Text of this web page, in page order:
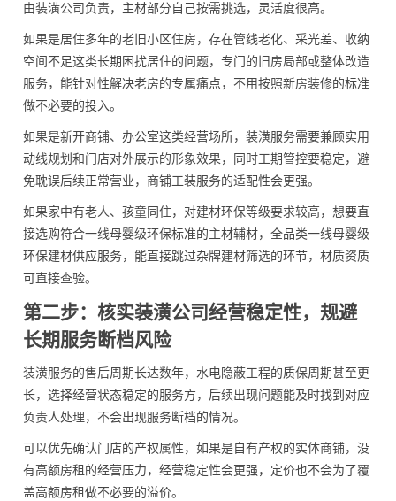
由装潢公司负责，主材部分自己按需挑选，灵活度很高。
如果是居住多年的老旧小区住房，存在管线老化、采光差、收纳
空间不足这类长期困扰居住的问题，专门的旧房局部或整体改造
服务，能针对性解决老房的专属痛点，不用按照新房装修的标准
做不必要的投入。
如果是新开商铺、办公室这类经营场所，装潢服务需要兼顾实用
动线规划和门店对外展示的形象效果，同时工期管控要稳定，避
免耽误后续正常营业，商铺工装服务的适配性会更强。
如果家中有老人、孩童同住，对建材环保等级要求较高，想要直
接选购符合一线母婴级环保标准的主材辅材，全品类一线母婴级
环保建材供应服务，能直接跳过杂牌建材筛选的环节，材质资质
可直接查验。
第二步：核实装潢公司经营稳定性，规避
长期服务断档风险
装潢服务的售后周期长达数年，水电隐蔽工程的质保周期甚至更
长，选择经营状态稳定的服务方，后续出现问题能及时找到对应
负责人处理，不会出现服务断档的情况。
可以优先确认门店的产权属性，如果是自有产权的实体商铺，没
有高额房租的经营压力，经营稳定性会更强，定价也不会为了覆
盖高额房租做不必要的溢价。